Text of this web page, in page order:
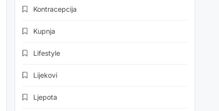
Kontracepcija
Kupnja
Lifestyle
Lijekovi
Ljepota